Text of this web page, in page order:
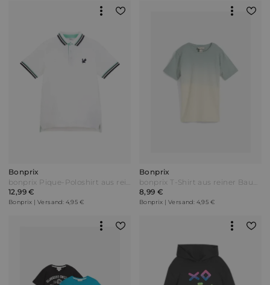
Bonprix
12,99 €
Bonprix | Versand: 4,95 €
Bonprix
8,99 €
Bonprix | Versand: 4,95 €